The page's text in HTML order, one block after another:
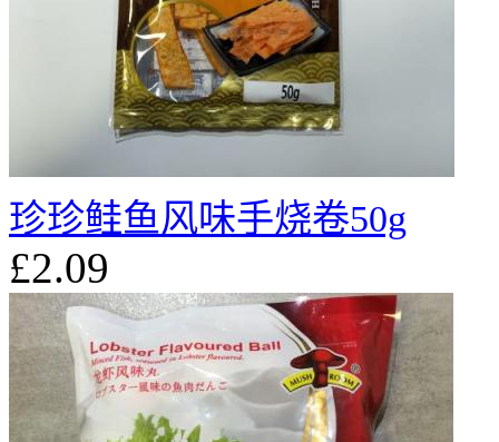
珍珍鲑鱼风味手烧卷50g
£2.09